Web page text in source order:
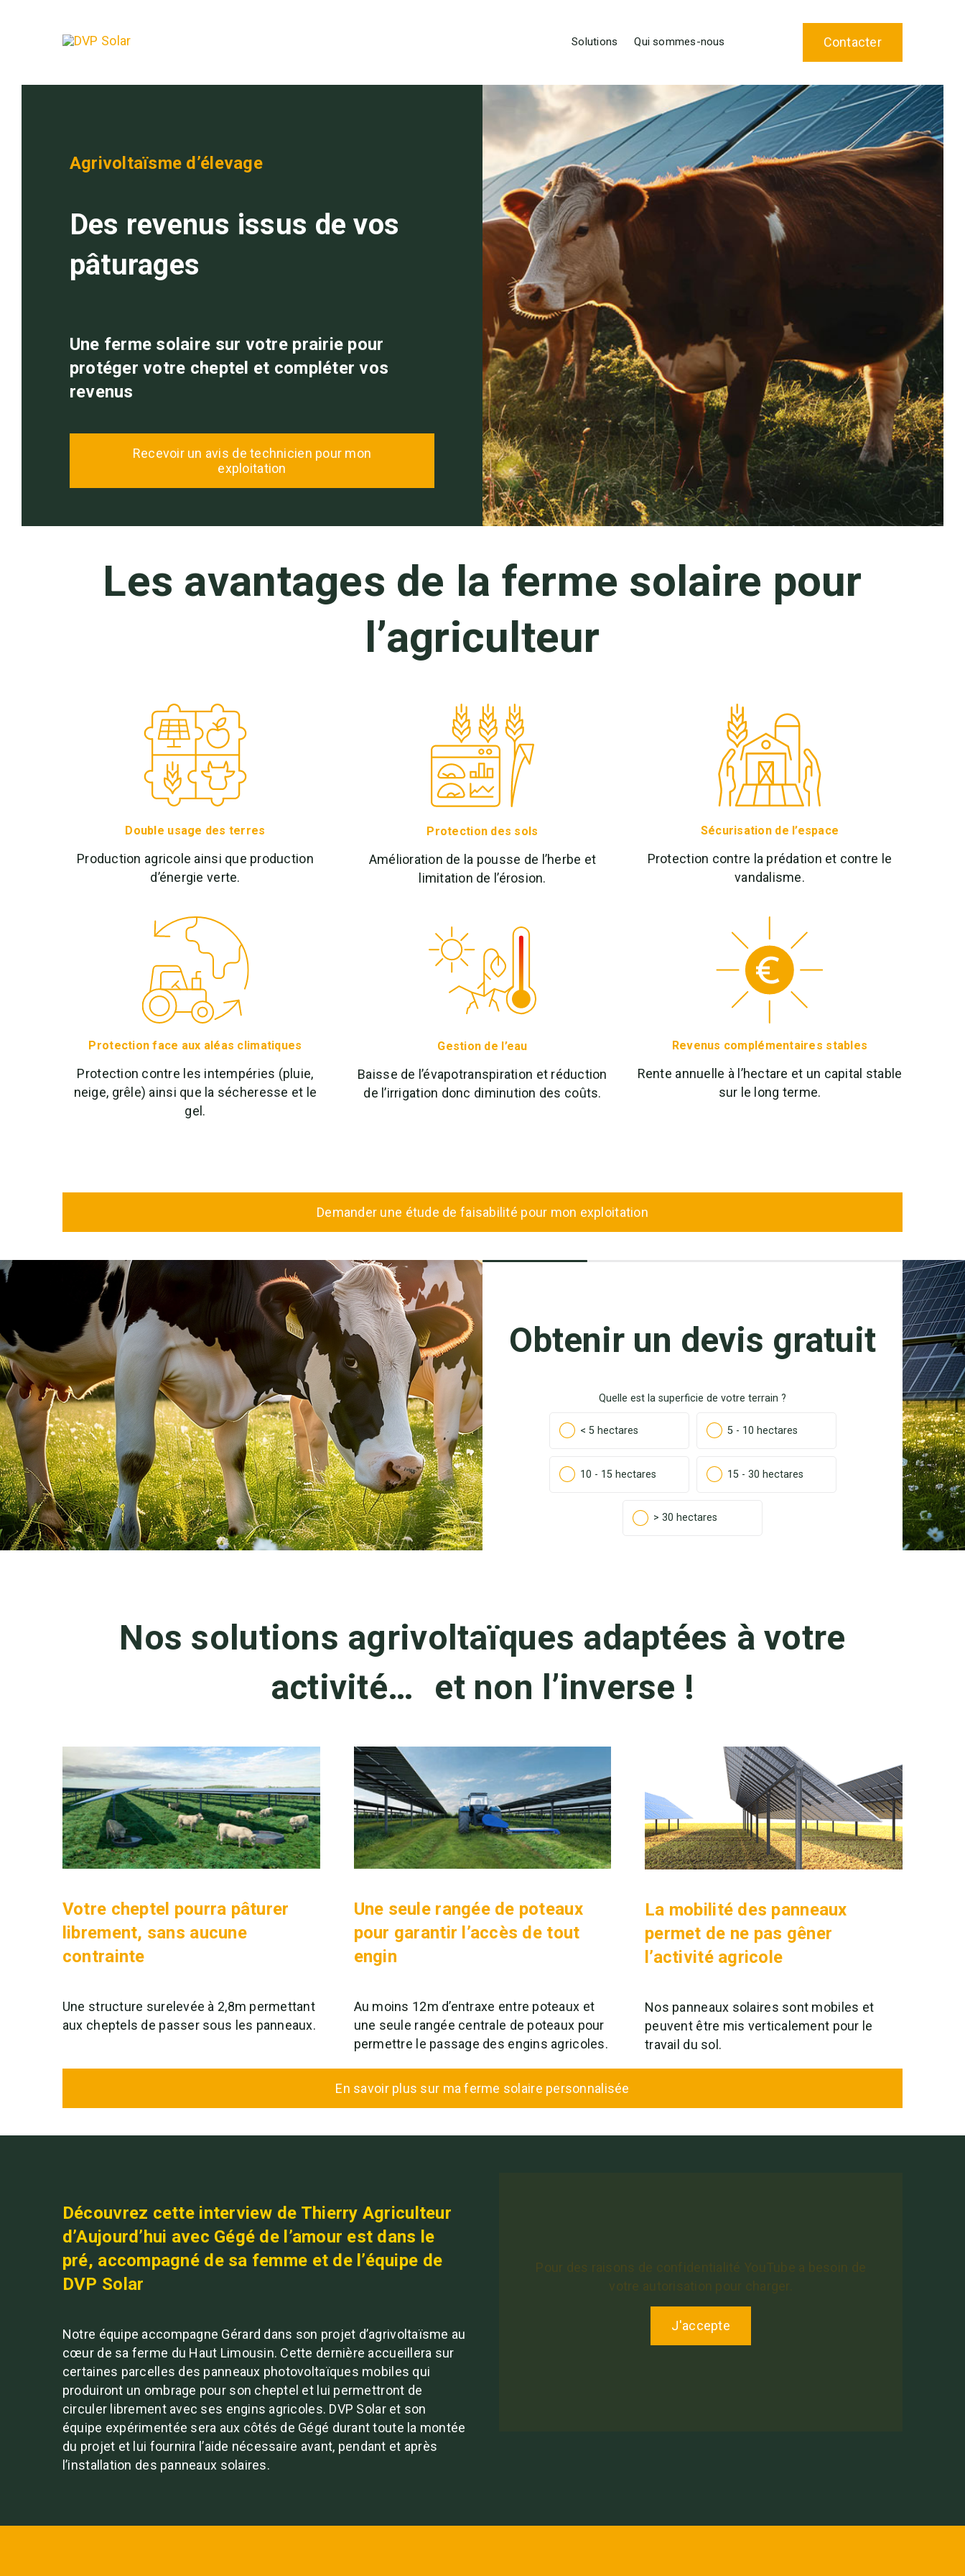
Solutions Qui sommes-nous Contacter
Agrivoltaïsme d’élevage
Des revenus issus de vos
pâturages
Une ferme solaire sur votre prairie pour
protéger votre cheptel et compléter vos
revenus
Recevoir un avis de technicien pour mon
exploitation
Les avantages de la ferme solaire pour
l’agriculteur
Double usage des terres
Production agricole ainsi que production
d’énergie verte.
Protection des sols
Amélioration de la pousse de l’herbe et
limitation de l’érosion.
Sécurisation de l’espace
Protection contre la prédation et contre le
vandalisme.
Protection face aux aléas climatiques
Protection contre les intempéries (pluie,
neige, grêle) ainsi que la sécheresse et le
gel.
Gestion de l’eau
Baisse de l’évapotranspiration et réduction
de l’irrigation donc diminution des coûts.
Revenus complémentaires stables
Rente annuelle à l’hectare et un capital stable
sur le long terme.
Demander une étude de faisabilité pour mon exploitation
Nos solutions agrivoltaïques adaptées à votre
activité… et non l’inverse !
Votre cheptel pourra pâturer
librement, sans aucune
contrainte
Une structure surelevée à 2,8m permettant
aux cheptels de passer sous les panneaux.
Une seule rangée de poteaux
pour garantir l’accès de tout
engin
Au moins 12m d’entraxe entre poteaux et
une seule rangée centrale de poteaux pour
permettre le passage des engins agricoles.
La mobilité des panneaux
permet de ne pas gêner
l’activité agricole
Nos panneaux solaires sont mobiles et
peuvent être mis verticalement pour le
travail du sol.
En savoir plus sur ma ferme solaire personnalisée
Découvrez cette interview de Thierry Agriculteur
d’Aujourd’hui avec Gégé de l’amour est dans le
pré, accompagné de sa femme et de l’équipe de
DVP Solar
Notre équipe accompagne Gérard dans son projet d’agrivoltaïsme au
cœur de sa ferme du Haut Limousin. Cette dernière accueillera sur
certaines parcelles des panneaux photovoltaïques mobiles qui
produiront un ombrage pour son cheptel et lui permettront de
circuler librement avec ses engins agricoles. DVP Solar et son
équipe expérimentée sera aux côtés de Gégé durant toute la montée
du projet et lui fournira l’aide nécessaire avant, pendant et après
l’installation des panneaux solaires.
Pour des raisons de confidentialité YouTube a besoin de
votre autorisation pour charger.
J'accepte